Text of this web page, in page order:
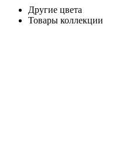
Другие цвета
Товары коллекции